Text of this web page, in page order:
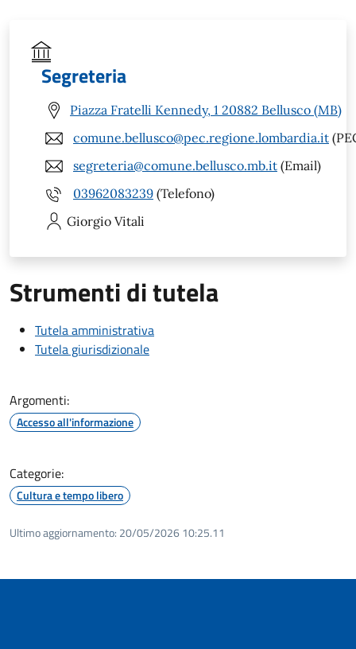
Segreteria
Piazza Fratelli Kennedy, 1 20882 Bellusco (MB)
comune.bellusco@pec.regione.lombardia.it
segreteria@comune.bellusco.mb.it (Email)
03962083239 (Telefono)
Giorgio Vitali
Strumenti di tutela
Tutela amministrativa
Tutela giurisdizionale
Argomenti:
Accesso all'informazione
Categorie:
Cultura e tempo libero
Ultimo aggiornamento: 20/05/2026 10:25.11